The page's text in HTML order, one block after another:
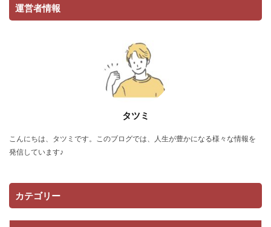
運営者情報
タツミ
こんにちは、タツミです。このブログでは、人生が豊かになる様々な情報を
発信しています♪
カテゴリー